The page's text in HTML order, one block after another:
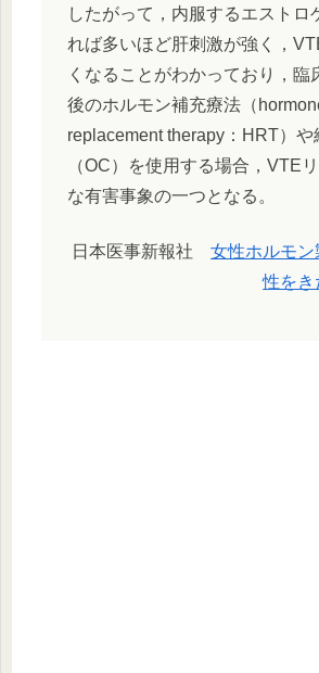
したがって，内服するエストロ
れば多いほど肝刺激が強く，
くなることがわかっており，臨
後のホルモン補充療法（
replacement therapy：HRT）や
（OC）を使用する場合，VTE
な有害事象の一つとなる。
日本医事新報社女性ホルモ
性をき